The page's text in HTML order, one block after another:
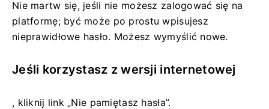
Nie martw się, jeśli nie możesz zalogować się na
platformę; być może po prostu wpisujesz
nieprawidłowe hasło. Możesz wymyślić nowe.
Jeśli korzystasz z wersji internetowej
, kliknij link „Nie pamiętasz hasła”.